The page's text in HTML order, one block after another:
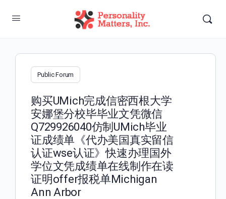
Public Forum
购买UMich完成信密西根大学
安娜堡分校毕毕业文凭微信
Q729926040仿制UMich毕业
证成绩单《代办美国真实留信
认证wse认证》快速办理国外
学位文凭成绩单在线制作在读
证明offer报税单Michigan
Ann Arbor